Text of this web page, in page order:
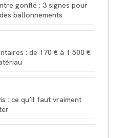
gonflé : 3 signes pour
ballonnements
: de 170 € à 1 500 €
: ce qu’il faut vraiment